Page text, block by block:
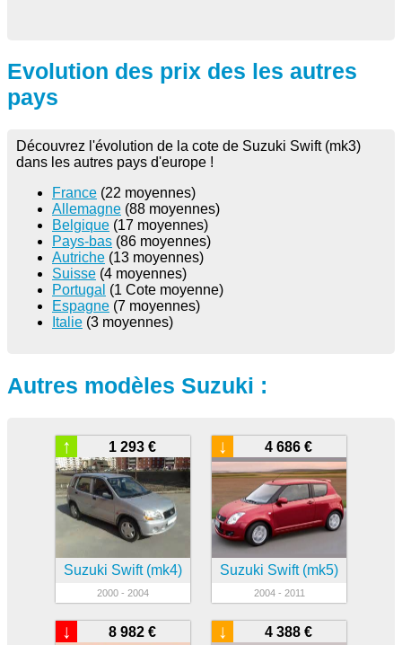
Evolution des prix des les autres
pays
Découvrez l'évolution de la cote de Suzuki Swift (mk3)
dans les autres pays d'europe !
France (22 moyennes)
Allemagne (88 moyennes)
Belgique (17 moyennes)
Pays-bas (86 moyennes)
Autriche (13 moyennes)
Suisse (4 moyennes)
Portugal (1 Cote moyenne)
Espagne (7 moyennes)
Italie (3 moyennes)
Autres modèles Suzuki :
1 293 €
↑
Suzuki Swift (mk4)
2000 - 2004
4 686 €
↓
Suzuki Swift (mk5)
2004 - 2011
8 982 €
↓ 4 388 €
↓